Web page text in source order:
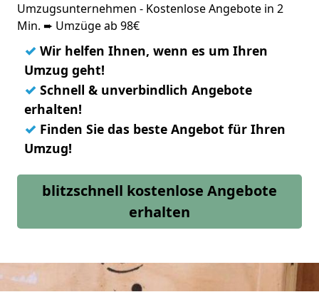
Umzugsunternehmen - Kostenlose Angebote in 2
Min. ➨ Umzüge ab 98€
✓ Wir helfen Ihnen, wenn es um Ihren
Umzug geht!
✓ Schnell & unverbindlich Angebote
erhalten!
✓ Finden Sie das beste Angebot für Ihren
Umzug!
blitzschnell kostenlose Angebote
erhalten